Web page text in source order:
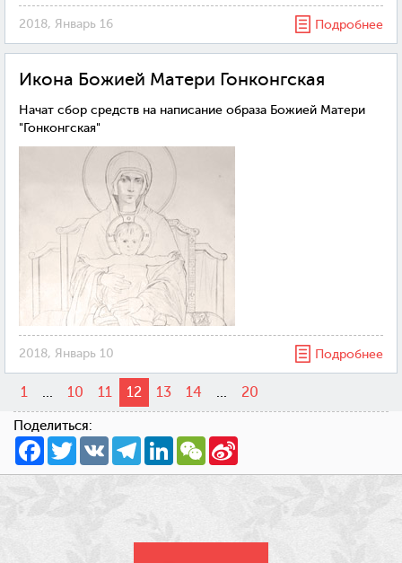
2018, Январь 16 Подробнее
Икона Божией Матери Гонконгская
Начат сбор средств на написание образа Божией Матери
"Гонконгская"
2018, Январь 10 Подробнее
1 ... 10 11 12 13 14 ... 20
Поделиться:
Facebook
TwitterVK TelegramLinkedInWeChat